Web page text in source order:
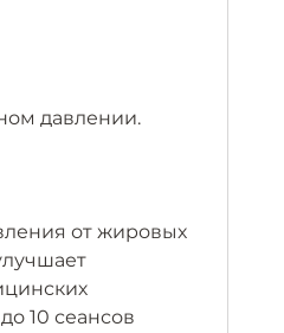
давлении.
от жировых
10 сеансов